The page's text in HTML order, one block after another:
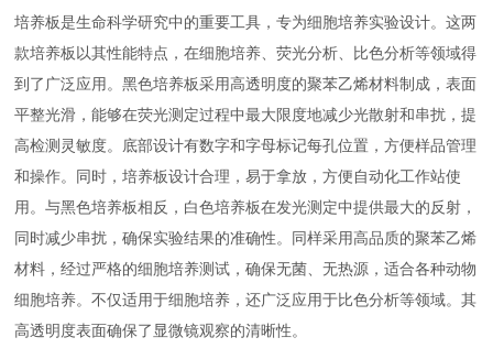
培养板是生命科学研究中的重要工具，专为细胞培养实验设计。这两
款培养板以其性能特点，在细胞培养、荧光分析、比色分析等领域得
到了广泛应用。黑色培养板采用高透明度的聚苯乙烯材料制成，表面
平整光滑，能够在荧光测定过程中最大限度地减少光散射和串扰，提
高检测灵敏度。底部设计有数字和字母标记每孔位置，方便样品管理
和操作。同时，培养板设计合理，易于拿放，方便自动化工作站使
用。与黑色培养板相反，白色培养板在发光测定中提供最大的反射，
同时减少串扰，确保实验结果的准确性。同样采用高品质的聚苯乙烯
材料，经过严格的细胞培养测试，确保无菌、无热源，适合各种动物
细胞培养。不仅适用于细胞培养，还广泛应用于比色分析等领域。其
高透明度表面确保了显微镜观察的清晰性。